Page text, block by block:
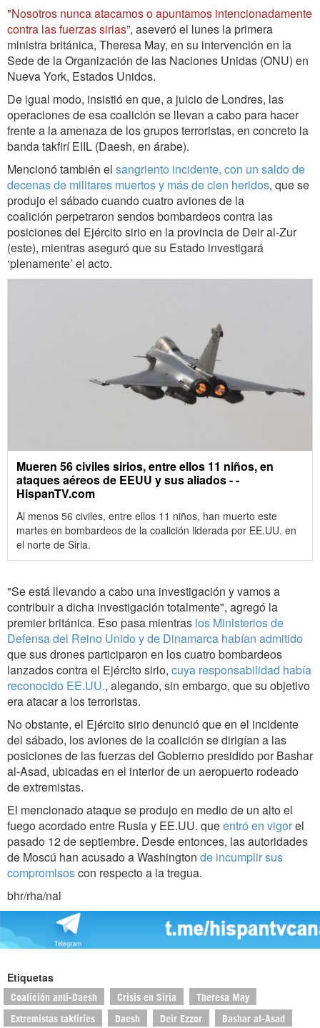
"Nosotros nunca atacamos o apuntamos intencionadamente
contra las fuerzas sirias”, aseveró el lunes la primera
ministra británica, Theresa May, en su intervención en la
Sede de la Organización de las Naciones Unidas (ONU) en
Nueva York, Estados Unidos.
De igual modo, insistió en que, a juicio de Londres, las
operaciones de esa coalición se llevan a cabo para hacer
frente a la amenaza de los grupos terroristas, en concreto la
banda takfirí EIIL (Daesh, en árabe).
Mencionó también el sangriento incidente, con un saldo de
decenas de militares muertos y más de cien heridos, que se
produjo el sábado cuando cuatro aviones de la
coalición perpetraron sendos bombardeos contra las
posiciones del Ejército sirio en la provincia de Deir al-Zur
(este), mientras aseguró que su Estado investigará
‘plenamente’ el acto.
Mueren 56 civiles sirios, entre ellos 11 niños, en
ataques aéreos de EEUU y sus aliados - -
HispanTV.com
Al menos 56 civiles, entre ellos 11 niños, han muerto este
martes en bombardeos de la coalición liderada por EE.UU. en
el norte de Siria.
"Se está llevando a cabo una investigación y vamos a
contribuir a dicha investigación totalmente", agregó la
premier británica. Eso pasa mientras los Ministerios de
Defensa del Reino Unido y de Dinamarca habían admitido
que sus drones participaron en los cuatro bombardeos
lanzados contra el Ejército sirio, cuya responsabilidad había
reconocido EE.UU., alegando, sin embargo, que su objetivo
era atacar a los terroristas.
No obstante, el Ejército sirio denunció que en el incidente
del sábado, los aviones de la coalición se dirigían a las
posiciones de las fuerzas del Gobierno presidido por Bashar
al-Asad, ubicadas en el interior de un aeropuerto rodeado
de extremistas.
El mencionado ataque se produjo en medio de un alto el
fuego acordado entre Rusia y EE.UU. queentró en vigorel
pasado 12 de septiembre. Desde entonces, las autoridades
de Moscú han acusado a Washington de incumplir sus
compromisoscon respecto a la tregua.
bhr/rha/nal
Etiquetas
Coalición anti-Daesh Crisis en Siria Theresa May
Extremistas takfiríes Daesh Deir Ezzor Bashar al-Asad